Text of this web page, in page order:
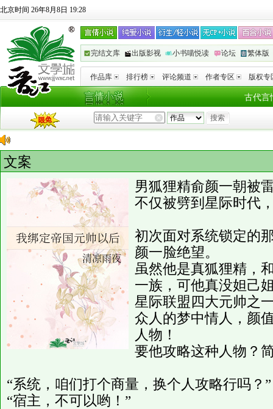
北京时间 26年8月8日 19:28
完结文库 出版影视 小书喵悦读 论坛 繁体版
作品库 排行榜 评论频道 作者专区 版权专
古代言
文案
男狐狸精俞颜一朝被
不仅被劈到星际时代
初次面对系统锁定的
颜一脸绝望。
虽然他是真狐狸精，
一族，可他真没妲己
星际联盟四大元帅之
众人的梦中情人，颜
人物！
要他攻略这种人物？
“系统，咱们打个商量，换个人攻略行吗？”
“宿主，不可以哟！”